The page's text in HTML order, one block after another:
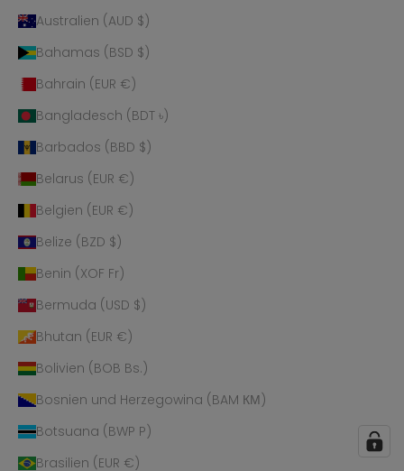
Australien (AUD $)
Bahamas (BSD $)
Bahrain (EUR €)
Bangladesch (BDT ৳)
Barbados (BBD $)
Belarus (EUR €)
Belgien (EUR €)
Belize (BZD $)
Benin (XOF Fr)
Bermuda (USD $)
Bhutan (EUR €)
Bolivien (BOB Bs.)
Bosnien und Herzegowina (BAM КМ)
Botsuana (BWP P)
Brasilien (EUR €)